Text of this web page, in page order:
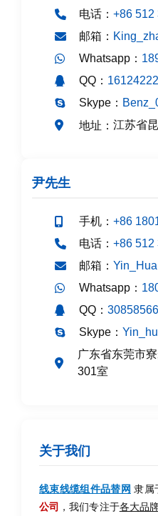
电话： +86 512
邮箱：
Whatsapp：
QQ：
Skype：
地址： 江苏省
尹先生
手机： +86
电话： +86 512
邮箱：
Whatsapp：
QQ：
Skype：
广东省东莞市
301室
关于我们
线束线缆组件品替网 隶属
公司
，我们专注于各大品